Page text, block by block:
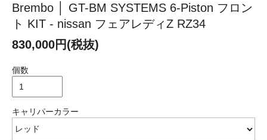
Brembo │ GT-BM SYSTEMS 6-Piston フロン
ト KIT - nissan フェアレディZ RZ34
830,000円(税抜)
個数
キャリパーカラー